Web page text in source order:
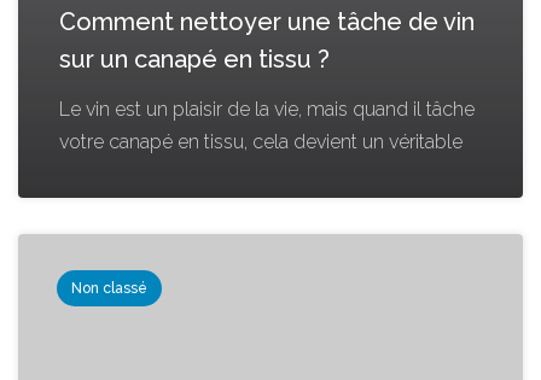
Comment nettoyer une tâche de vin
sur un canapé en tissu ?
Le vin est un plaisir de la vie, mais quand il tâche
votre canapé en tissu, cela devient un véritable
Non classé